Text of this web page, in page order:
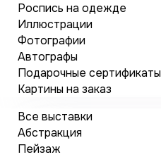
Роспись на одежде
Иллюстрации
Фотографии
Автографы
Подарочные сертификаты
Картины на заказ
Все выставки
Абстракция
Пейзаж